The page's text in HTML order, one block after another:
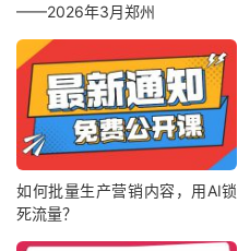
——2026年3月郑州
如何批量生产营销内容，用AI锁
死流量？